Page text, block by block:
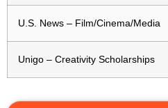
U.S. News – Film/Cinema/Media
Unigo – Creativity Scholarships